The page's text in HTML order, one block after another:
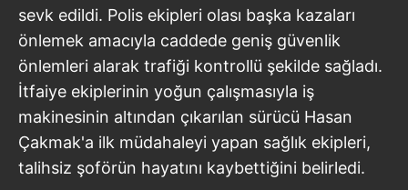
sevk edildi. Polis ekipleri olası başka kazaları
önlemek amacıyla caddede geniş güvenlik
önlemleri alarak trafiği kontrollü şekilde sağladı.
İtfaiye ekiplerinin yoğun çalışmasıyla iş
makinesinin altından çıkarılan sürücü Hasan
Çakmak'a ilk müdahaleyi yapan sağlık ekipleri,
talihsiz şoförün hayatını kaybettiğini belirledi.